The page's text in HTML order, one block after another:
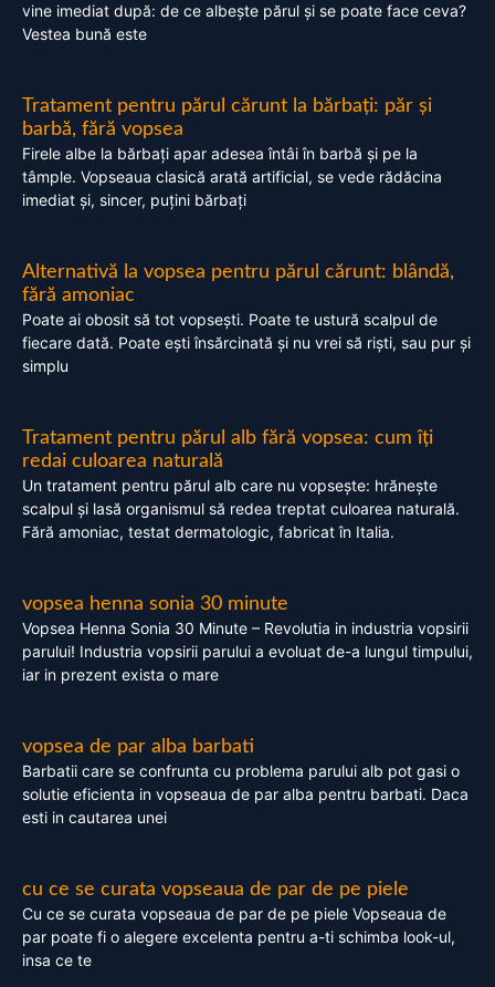
vine imediat după: de ce albește părul și se poate face ceva?
Vestea bună este
Tratament pentru părul cărunt la bărbați: păr și
barbă, fără vopsea
Firele albe la bărbați apar adesea întâi în barbă și pe la
tâmple. Vopseaua clasică arată artificial, se vede rădăcina
imediat și, sincer, puțini bărbați
Alternativă la vopsea pentru părul cărunt: blândă,
fără amoniac
Poate ai obosit să tot vopsești. Poate te ustură scalpul de
fiecare dată. Poate ești însărcinată și nu vrei să riști, sau pur și
simplu
Tratament pentru părul alb fără vopsea: cum îți
redai culoarea naturală
Un tratament pentru părul alb care nu vopsește: hrănește
scalpul și lasă organismul să redea treptat culoarea naturală.
Fără amoniac, testat dermatologic, fabricat în Italia.
vopsea henna sonia 30 minute
Vopsea Henna Sonia 30 Minute – Revolutia in industria vopsirii
parului! Industria vopsirii parului a evoluat de-a lungul timpului,
iar in prezent exista o mare
vopsea de par alba barbati
Barbatii care se confrunta cu problema parului alb pot gasi o
solutie eficienta in vopseaua de par alba pentru barbati. Daca
esti in cautarea unei
cu ce se curata vopseaua de par de pe piele
Cu ce se curata vopseaua de par de pe piele Vopseaua de
par poate fi o alegere excelenta pentru a-ti schimba look-ul,
insa ce te